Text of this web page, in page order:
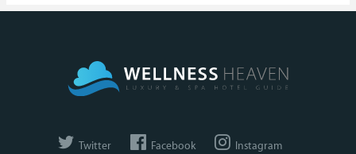
Twitter Facebook Instagram